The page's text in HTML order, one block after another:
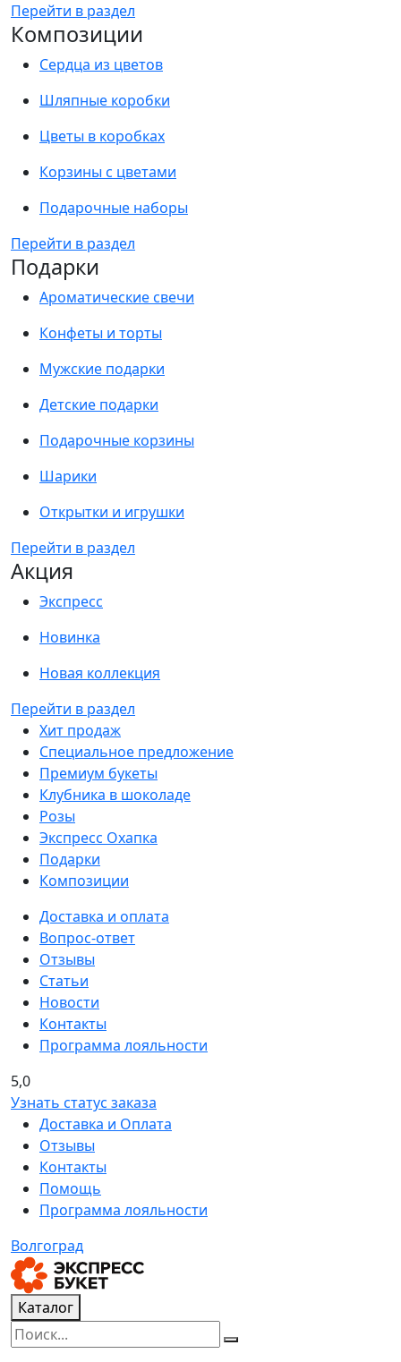
Перейти в раздел
Композиции
Сердца из цветов
Шляпные коробки
Цветы в коробках
Корзины с цветами
Подарочные наборы
Перейти в раздел
Подарки
Ароматические свечи
Конфеты и торты
Мужские подарки
Детские подарки
Подарочные корзины
Шарики
Открытки и игрушки
Перейти в раздел
Акция
Экспресс
Новинка
Новая коллекция
Перейти в раздел
Хит продаж
Специальное предложение
Премиум букеты
Клубника в шоколаде
Розы
Экспресс Охапка
Подарки
Композиции
Доставка и оплата
Вопрос-ответ
Отзывы
Статьи
Новости
Контакты
Программа лояльности
5,0
Узнать статус заказа
Доставка и Оплата
Отзывы
Контакты
Помощь
Программа лояльности
Волгоград
Каталог